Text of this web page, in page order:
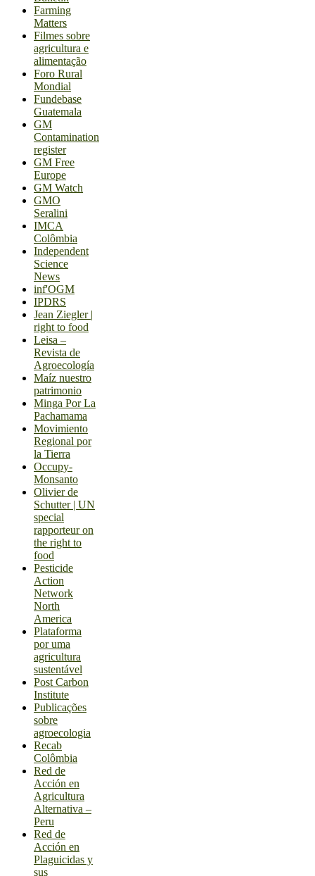
Farming
Matters
Filmes sobre
agricultura e
alimentação
Foro Rural
Mondial
Fundebase
Guatemala
GM
Contamination
register
GM Free
Europe
GM Watch
GMO
Seralini
IMCA
Colômbia
Independent
Science
News
inf'OGM
IPDRS
Jean Ziegler |
right to food
Leisa –
Revista de
Agroecología
Maíz nuestro
patrimonio
Minga Por La
Pachamama
Movimiento
Regional por
la Tierra
Occupy-
Monsanto
Olivier de
Schutter | UN
special
rapporteur on
the right to
food
Pesticide
Action
Network
North
America
Plataforma
por uma
agricultura
sustentável
Post Carbon
Institute
Publicações
sobre
agroecologia
Recab
Colômbia
Red de
Acción en
Agricultura
Alternativa –
Peru
Red de
Acción en
Plaguicidas y
sus